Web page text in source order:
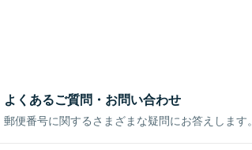
よくあるご質問・お問い合わせ
郵便番号に関するさまざまな疑問にお答えします。